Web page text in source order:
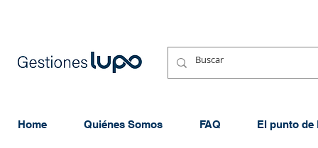
Home Quiénes Somos FAQ El punto de